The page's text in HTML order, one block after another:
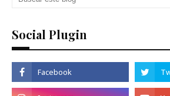
Social Plugin